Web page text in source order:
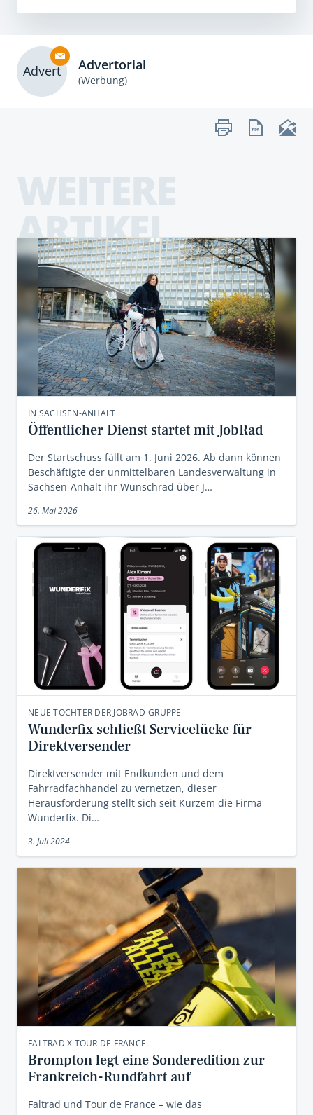
Advert Advertorial
(Werbung)
ARTIKEL
IN SACHSEN-ANHALT
Öffentlicher Dienst startet mit JobRad
Der Startschuss fällt am 1. Juni 2026. Ab dann können
Beschäftigte der unmittelbaren Landesverwaltung in
Sachsen-Anhalt ihr Wunschrad über J…
26. Mai 2026
NEUE TOCHTER DER JOBRAD-GRUPPE
Wunderfix schließt Servicelücke für
Direktversender
Direktversender mit Endkunden und dem
Fahrradfachhandel zu vernetzen, dieser
Herausforderung stellt sich seit Kurzem die Firma
Wunderfix. Di…
3. Juli 2024
FALTRAD X TOUR DE FRANCE
Brompton legt eine Sonderedition zur
Frankreich-Rundfahrt auf
Faltrad und Tour de France – wie das